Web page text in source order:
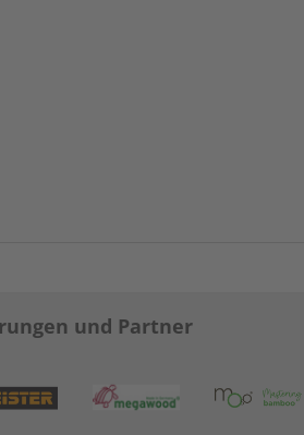
und Partner